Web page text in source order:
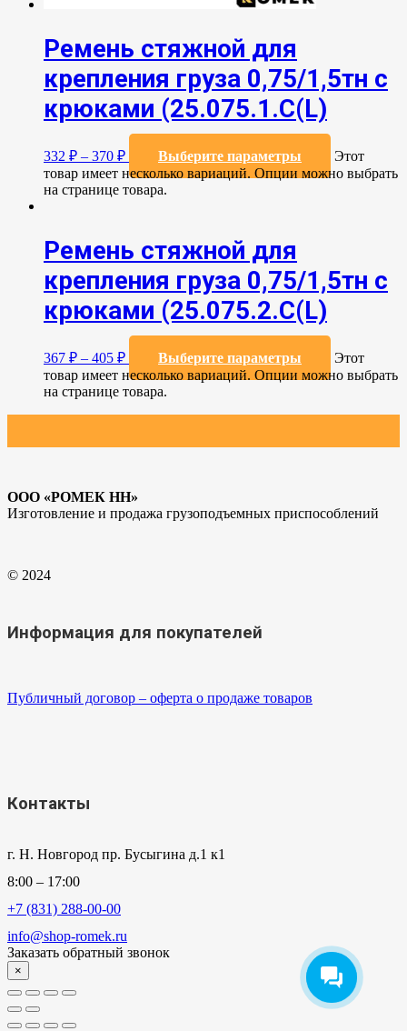
Ремень стяжной для
крепления груза 0,75/1,5тн с
крюками (25.075.1.С(L)
332 ₽ – 370 ₽ Выберите параметры
Этот
товар имеет несколько вариаций. Опции можно выбрать
на странице товара.
Ремень стяжной для
крепления груза 0,75/1,5тн с
крюками (25.075.2.C(L)
367 ₽ – 405 ₽ Выберите параметры
Этот
товар имеет несколько вариаций. Опции можно выбрать
на странице товара.
ООО «РОМЕК НН»
Изготовление и продажа грузоподъемных приспособлений
© 2024
Информация для покупателей
Публичный договор – оферта о продаже товаров
Контакты
г. Н. Новгород пр. Бусыгина д.1 к1
8:00 – 17:00
+7 (831) 288-00-00
info@shop-romek.ru
Заказать обратный звонок
×